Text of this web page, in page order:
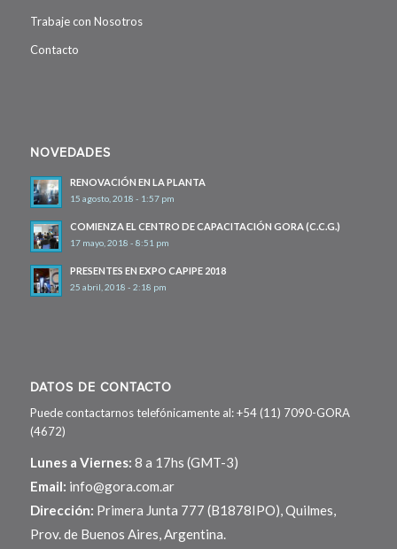
Trabaje con Nosotros
Contacto
NOVEDADES
RENOVACIÓN EN LA PLANTA
15 agosto, 2018 - 1:57 pm
COMIENZA EL CENTRO DE CAPACITACIÓN GORA (C.C.G.)
17 mayo, 2018 - 8:51 pm
PRESENTES EN EXPO CAPIPE 2018
25 abril, 2018 - 2:18 pm
DATOS DE CONTACTO
Puede contactarnos telefónicamente al: +54 (11) 7090-GORA
(4672)
Lunes a Viernes: 8 a 17hs (GMT-3)
Email: info@gora.com.ar
Dirección: Primera Junta 777 (B1878IPO), Quilmes,
Prov. de Buenos Aires, Argentina.